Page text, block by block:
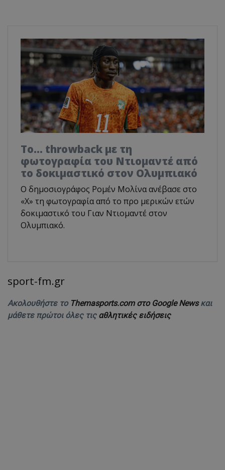
Το... throwback με τη
φωτογραφία του Ντιομαντέ από
το δοκιμαστικό στον Ολυμπιακό
Ο δημοσιογράφος Ρομέν Μολίνα ανέβασε στο
«X» τη φωτογραφία από το προ μερικών ετών
δοκιμαστικό του Γιαν Ντιομαντέ στον
Ολυμπιακό.
sport-fm.gr
Ακολουθήστε το Themasports.com στο Google Newsκαι
μάθετε πρώτοι όλες τις αθλητικές ειδήσεις